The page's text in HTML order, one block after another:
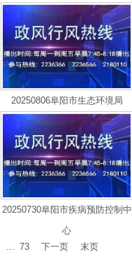
20250806阜阳市生态环境局
20250730阜阳市疾病预防控制中
心
... 73 下一页 末页